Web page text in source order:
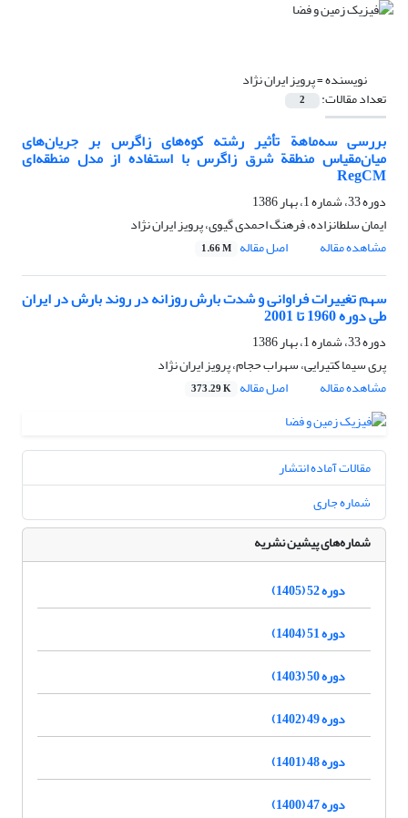
نویسنده =پرویز ایران نژاد
تعداد مقالات: 2
بررسی سه‌ماهة تأثیر رشته کوه‌های زاگرس بر جریان‌های
میان‌مقیاس منطقة شرق زاگرس با استفاده از مدل منطقه‌ای
RegCM
دوره 33، شماره 1، بهار 1386
ایمان سلطانزاده، فرهنگ احمدی گیوی، پرویز ایران نژاد
مشاهده مقاله
اصل مقاله 1.66 M
سهم تغییرات فراوانی و شدت بارش روزانه در روند بارش در ایران
طی دوره 1960 تا 2001
دوره 33، شماره 1، بهار 1386
پری سیما کتیرایی، سهراب حجام، پرویز ایران نژاد
مشاهده مقاله
اصل مقاله 373.29 K
مقالات آماده انتشار
شماره جاری
شماره‌های پیشین نشریه
دوره 52 (1405)
دوره 51 (1404)
دوره 50 (1403)
دوره 49 (1402)
دوره 48 (1401)
دوره 47 (1400)